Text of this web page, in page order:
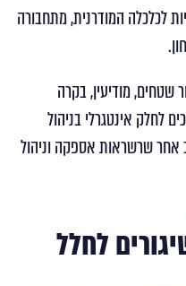
לכלכלה המודרנית, מתחבורה
שטחים, מודיעין, בקרה
לחלק אינטגרלי בניהול
אחר שרשראות אספקה וניהול
לחלל